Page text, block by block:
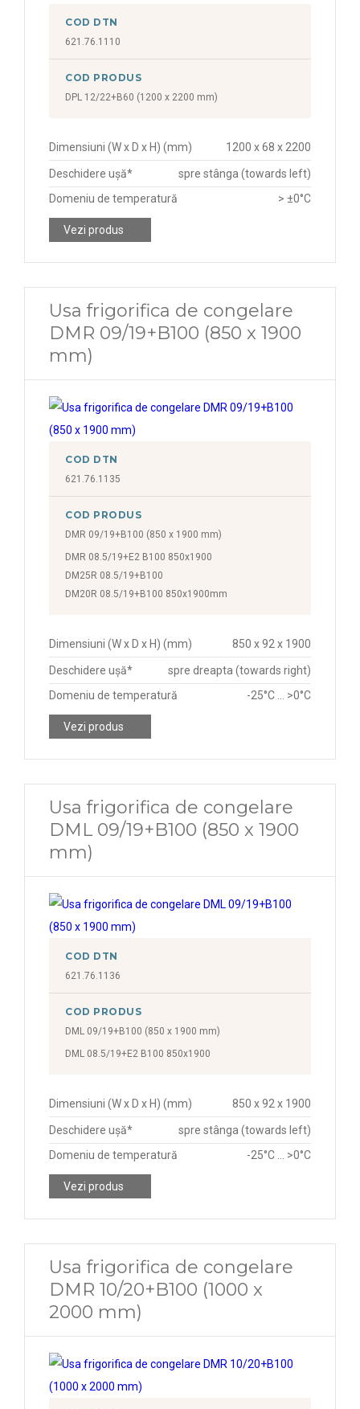
COD DTN
621.76.1110
COD PRODUS
DPL 12/22+B60 (1200 x 2200 mm)
Dimensiuni (W x D x H) (mm) 1200 x 68 x 2200
Deschidere ușă*
spre stânga (towards left)
Domeniu de temperatură
> ±0°C
Vezi produs
Usa frigorifica de congelare
DMR 09/19+B100 (850 x 1900
mm)
COD DTN
621.76.1135
COD PRODUS
DMR 09/19+B100 (850 x 1900 mm)
DMR 08.5/19+E2 B100 850x1900
DM25R 08.5/19+B100
DM20R 08.5/19+B100 850x1900mm
Dimensiuni (W x D x H) (mm) 850 x 92 x 1900
Deschidere ușă*
spre dreapta (towards right)
Domeniu de temperatură
-25°C ... >0°C
Vezi produs
Usa frigorifica de congelare
DML 09/19+B100 (850 x 1900
mm)
COD DTN
621.76.1136
COD PRODUS
DML 09/19+B100 (850 x 1900 mm)
DML 08.5/19+E2 B100 850x1900
Dimensiuni (W x D x H) (mm) 850 x 92 x 1900
Deschidere ușă*
spre stânga (towards left)
Domeniu de temperatură
-25°C ... >0°C
Vezi produs
Usa frigorifica de congelare
DMR 10/20+B100 (1000 x
2000 mm)